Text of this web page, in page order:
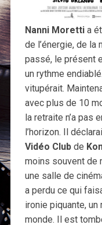
Nanni Moretti a
de l’énergie, de la
passé, le présent
un rythme
vitupérait.
avec plus de 10
la retraite n’a pas
l’horizon. Il
Vidéo Clubde
moins souvent de
une salle de
a perdu ce qui
ironie piquante,
monde. Il est